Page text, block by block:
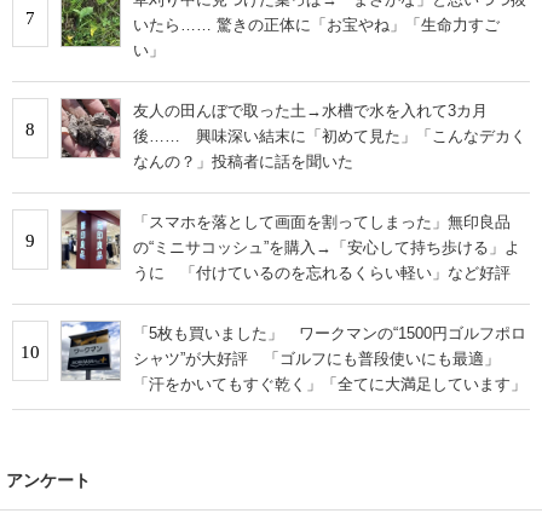
7
いたら…… 驚きの正体に「お宝やね」「生命力すご
い」
8
友人の田んぼで取った土→水槽で水を入れて3カ月
後…… 興味深い結末に「初めて見た」「こんなデカく
なんの？」投稿者に話を聞いた
9
「スマホを落として画面を割ってしまった」無印良品
の“ミニサコッシュ”を購入→「安心して持ち歩ける」よ
うに 「付けているのを忘れるくらい軽い」など好評
10
「5枚も買いました」 ワークマンの“1500円ゴルフポロ
シャツ”が大好評 「ゴルフにも普段使いにも最適」
「汗をかいてもすぐ乾く」「全てに大満足しています」
アンケート